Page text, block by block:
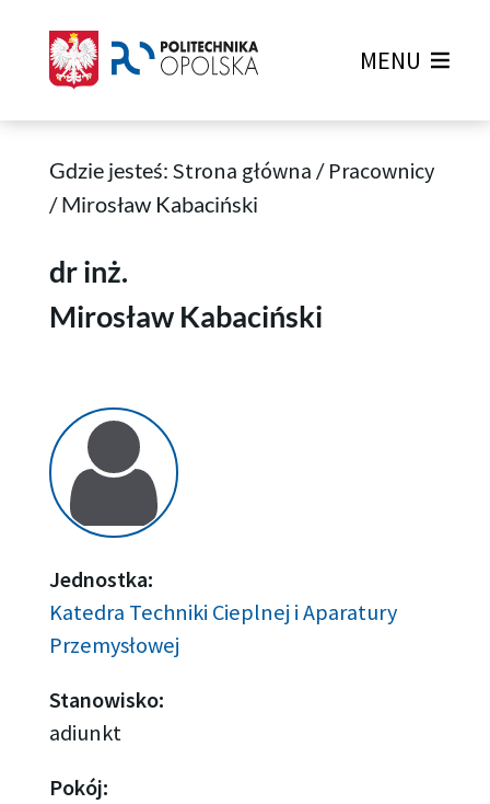
MENU
Gdzie jesteś: Strona główna / Pracownicy
/Mirosław Kabaciński
dr inż.
Mirosław Kabaciński
Jednostka:
Katedra Techniki Cieplnej i Aparatury
Przemysłowej
Stanowisko:
adiunkt
Pokój: